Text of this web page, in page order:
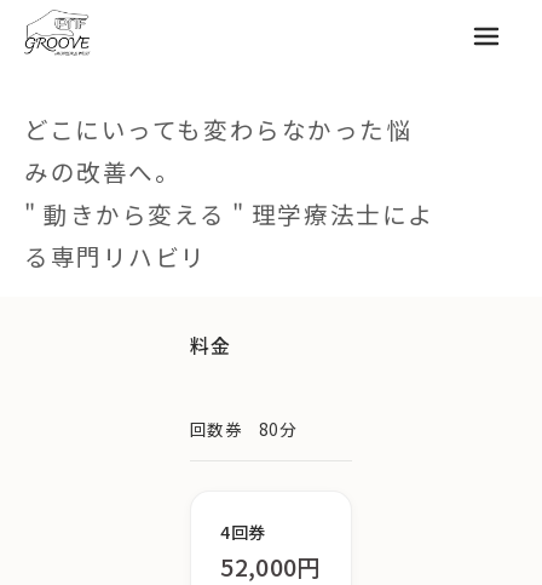
どこにいっても変わらなかった悩
みの改善へ。
" 動きから変える " 理学療法士によ
る専門リハビリ
メニュ
料金
回数券 80分
4回券
52,000円